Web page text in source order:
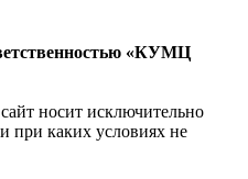
«КУМЦ
носит исключительно
при каких условиях не